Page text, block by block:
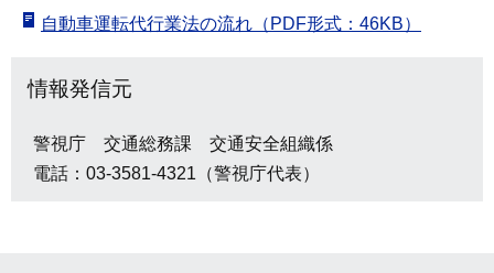
自動車運転代行業法の流れ（PDF形式：46KB）
情報発信元
警視庁 交通総務課 交通安全組織係
電話：03-3581-4321（警視庁代表）